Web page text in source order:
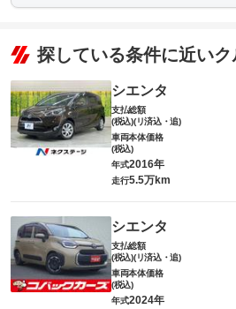
探している条件に近いク
シエンタ
支払総額
(税込)(リ済込・追)
車両本体価格
(税込)
年式2016年
走行5.5万km
シエンタ
支払総額
(税込)(リ済込・追)
車両本体価格
(税込)
年式2024年